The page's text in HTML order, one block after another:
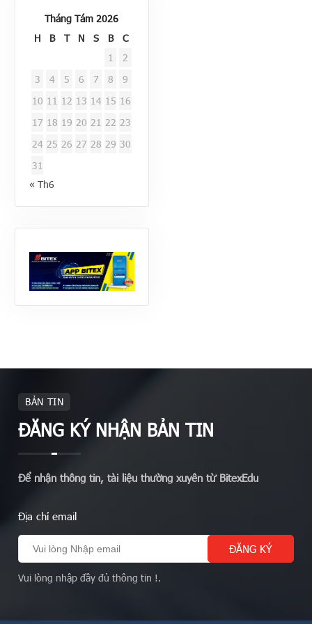
Tháng Tám 2026
H
B T N S B
C
1
2
3
4 5 6 7 8
9
10 11 12 13 14 15 16
17 18 19 20 21 22 23
24 25 26 27 28 29 30
31
« Th6
BẢN TIN
ĐĂNG KÝ NHẬN BẢN TIN
Để nhận thông tin, tài liệu thường xuyên từ BitexEdu
Địa chỉ email
Vui lòng nhập đầy đủ thông tin !.